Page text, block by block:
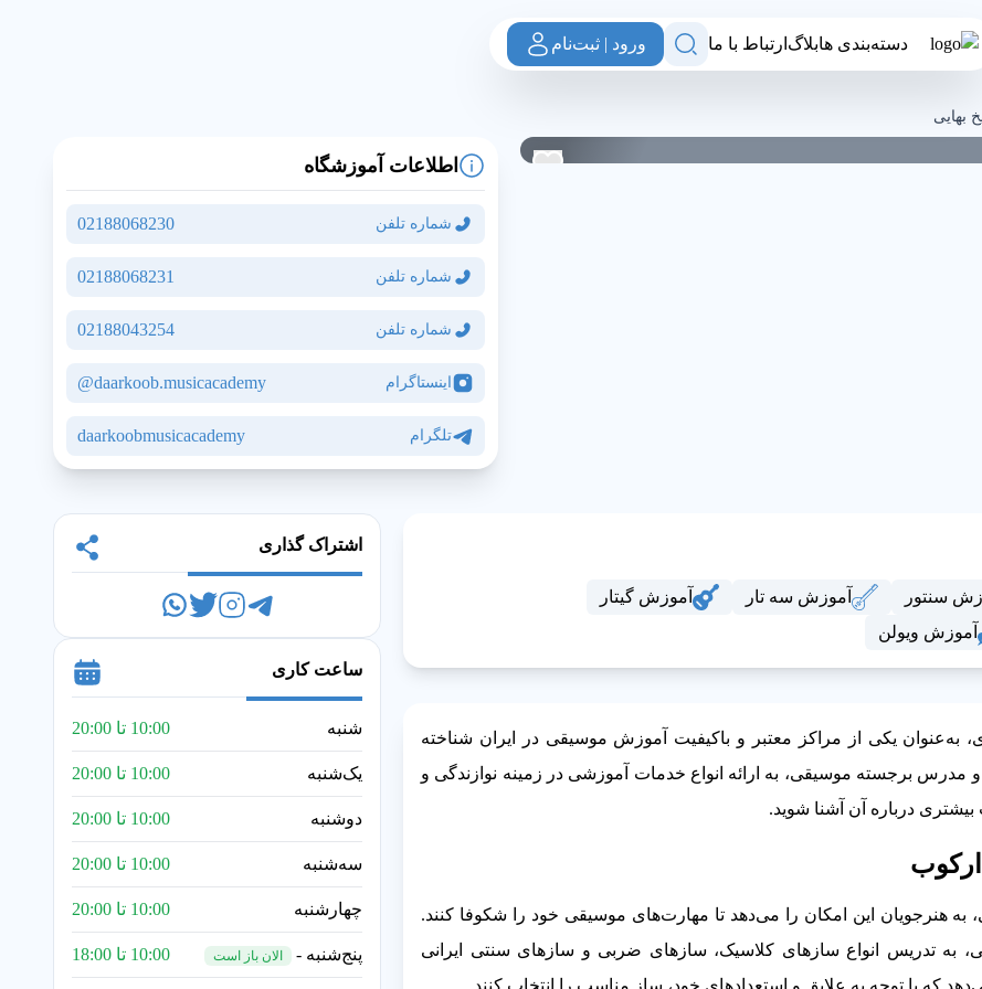
دسته‌بندی هابلاگ ارتباط با ما ورود | ثبت‌نام
بهایی
اطلاعات آموزشگاه
شماره تلفن 02188068230
شماره تلفن 02188068231
شماره تلفن 02188043254
اینستاگرام daarkoob.musicacademy@
تلگرام daarkoobmusicacademy
سنتور آموزش سه تار
آموزش گیتار
آموزش ویولن
به‌عنوان یکی از مراکز معتبر و باکیفیت آموزش موسیقی در ایران شناخته
برجسته موسیقی، به ارائه انواع خدمات آموزشی در زمینه نوازندگی و
درباره آن آشنا شوید.
به هنرجویان این امکان را می‌دهد تا مهارت‌های موسیقی خود را شکوفا کنند.
به تدریس انواع سازهای کلاسیک، سازهای ضربی و سازهای سنتی ایرانی
که با توجه به علایق و استعدادهای خود، ساز مناسب را انتخاب کنند.
اشتراک گذاری
ساعت کاری
شنبه 10:00 تا 20:00
یک‌شنبه 10:00 تا 20:00
دوشنبه 10:00 تا 20:00
سه‌شنبه 10:00 تا 20:00
چهارشنبه 10:00 تا 20:00
پنج‌شنبه - الان باز است 10:00 تا 18:00